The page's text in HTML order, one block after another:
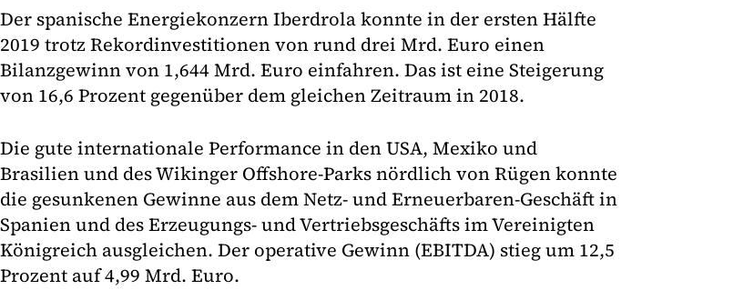
Der spanische Energiekonzern Iberdrola konnte in der ersten Hälfte
2019 trotz Rekordinvestitionen von rund drei Mrd. Euro einen
Bilanzgewinn von 1,644 Mrd. Euro einfahren. Das ist eine Steigerung
von 16,6 Prozent gegenüber dem gleichen Zeitraum in 2018.
Die gute internationale Performance in den USA, Mexiko und
Brasilien und des Wikinger Offshore-Parks nördlich von Rügen konnte
die gesunkenen Gewinne aus dem Netz- und Erneuerbaren-Geschäft in
Spanien und des Erzeugungs- und Vertriebsgeschäfts im Vereinigten
Königreich ausgleichen. Der operative Gewinn (EBITDA) stieg um 12,5
Prozent auf 4,99 Mrd. Euro.